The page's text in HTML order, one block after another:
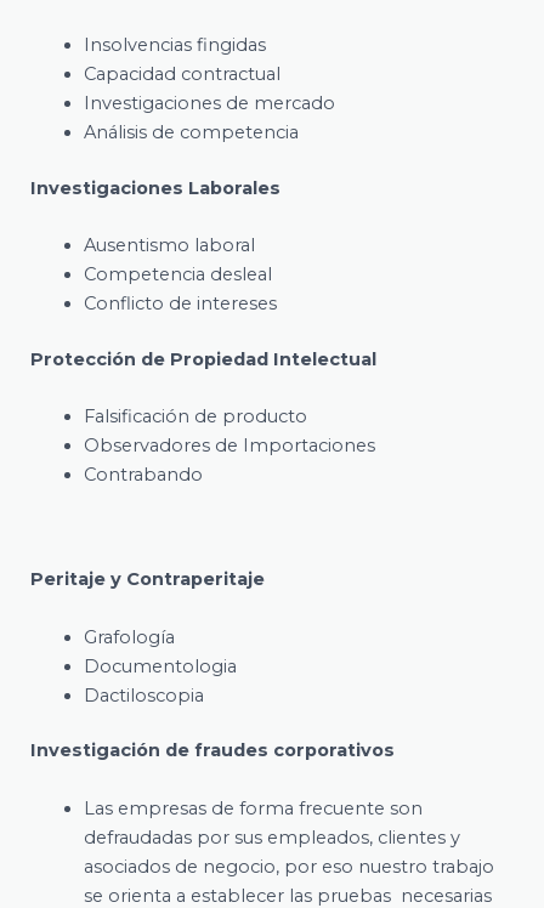
Insolvencias fingidas
Capacidad contractual
Investigaciones de mercado
Análisis de competencia
Investigaciones Laborales
Ausentismo laboral
Competencia desleal
Conflicto de intereses
Protección de Propiedad Intelectual
Falsificación de producto
Observadores de Importaciones
Contrabando
Peritaje y Contraperitaje
Grafología
Documentologia
Dactiloscopia
Investigación de fraudes corporativos
Las empresas de forma frecuente son
defraudadas por sus empleados, clientes y
asociados de negocio, por eso nuestro trabajo
se orienta a establecer las pruebas necesarias